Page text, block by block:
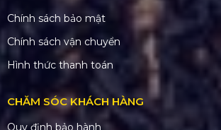
Chính sách bảo mật
Chính sách vận chuyển
Hình thức thanh toán
CHĂM SÓC KHÁCH HÀNG
Quy định bảo hành